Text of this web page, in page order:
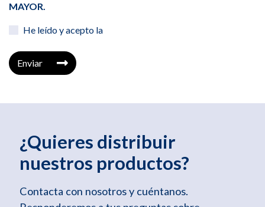
MAYOR.
He leído y acepto la
Enviar
¿Quieres distribuir
nuestros productos?
Contacta con nosotros y cuéntanos.